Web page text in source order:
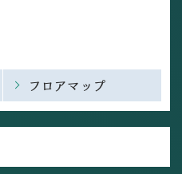
フロアマップ